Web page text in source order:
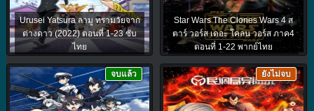
Urusei Yatsura ลามู ทรามวัยจาก
ต่างดาว (2022) ตอนที่ 1-23 ซับ
ไทย
Star Wars The Clones Wars 4 ส
ตาร์ วอร์ส เดอะ โคลน วอร์ส ภาค4
ตอนที่ 1-22 พากย์ไทย
จบแล้ว ยังไม่จบ